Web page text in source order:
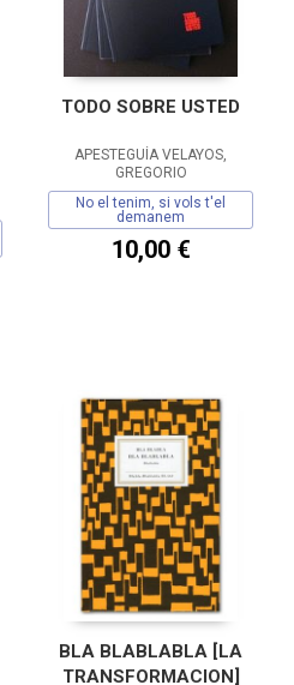
TODO SOBRE USTED
APESTEGUÍA VELAYOS,
GREGORIO
No el tenim, si vols t'el
demanem
10,00 €
BLA BLABLABLA [LA
TRANSFORMACION]